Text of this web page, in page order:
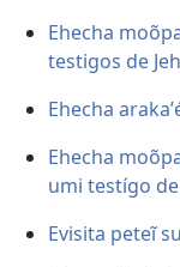
Ehecha
testigos de
Ehecha
Ehecha
umi testígo de
Evisita peteĩ